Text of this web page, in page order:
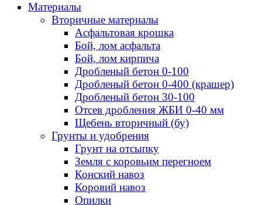
Материалы
Вторичные материалы
Асфальтовая крошка
Бой, лом асфальта
Бой, лом кирпича
Дробленый бетон 0-100
Дробленый бетон 0-400 (крашер)
Дробленый бетон 30-100
Отсев дробления ЖБИ 0-40 мм
Щебень вторичный (бу)
Грунты и удобрения
Грунт на отсыпку
Земля с коровьим перегноем
Конский навоз
Коровий навоз
Опилки